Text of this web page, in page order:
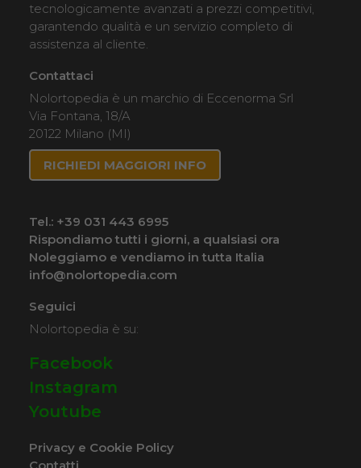
tecnologicamente avanzati a prezzi competitivi,
garantendo qualità e un servizio completo di
assistenza al cliente.
Contattaci
Nolortopedia è un marchio di Eccenorma Srl
Via Fontana, 18/A
20122 Milano (MI)
RICHIEDI MAGGIORI INFO
Tel.: +39 031 443 6995
Rispondiamo tutti i giorni, a qualsiasi ora
Noleggiamo e vendiamo in tutta Italia
info@nolortopedia.com
Seguici
Nolortopedia è su:
Facebook
Instagram
Youtube
Privacy e Cookie Policy